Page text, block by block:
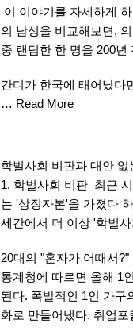
이 이야기를 자세하게
의 남성을 비교해보면,
중 랜덤한 한 명을 200
간디가 한국에 태어났다
… Read More
학벌사회 비판과 대안
1. 학벌사회 비판 최근
는 '상징자본'을 가졌다
세간에서 더 이상 '학벌
20대의 "혼자가 어때서?"
통계청에 따르면 올해 1
된다. 폭발적인 1인 가구
화로 만들어냈다. 취업